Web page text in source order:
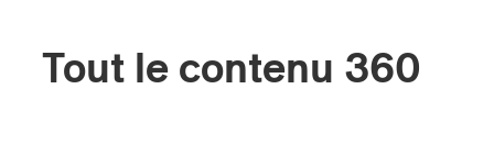
Tout le contenu 360